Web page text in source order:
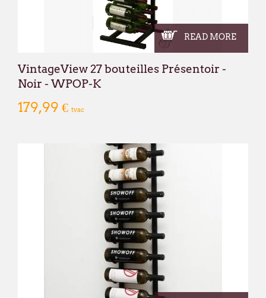
READ MORE
VintageView 27 bouteilles Présentoir -
Noir - WPOP-K
179,99 € tvac